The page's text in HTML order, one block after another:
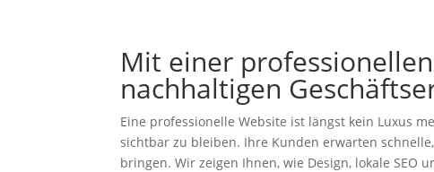
Mit einer
nachhaltigen
Eine professionelle Website ist längst kein Luxus
sichtbar zu bleiben. Ihre Kunden erwarten
bringen. Wir zeigen Ihnen, wie Design, lokale SEO